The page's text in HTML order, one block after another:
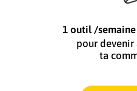
1 outil /
pour devenir
ta